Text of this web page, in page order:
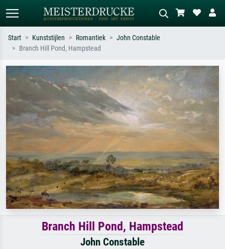
Zoek op kunstenaar, titel of stijl – bijv.
Monet, Sterrennacht, impressionisme,
Hokusai-golf, naakt.
Beschrijf de scène – bijv. groene
weide, abstract met veel rood, donker
olieverfschilderij, staand naakt naast
een boom.
Start Kunststijlen Romantiek
John Constable
Branch Hill Pond, Hampstead
Branch Hill Pond, Hampstead
John Constable